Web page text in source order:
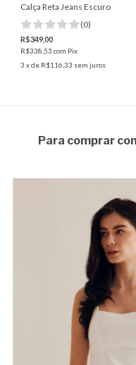
Calça Reta Jeans Escuro
(0)
R$349,00
R$338,53 com Pix
3 x de R$116,33 sem juros
Para comprar